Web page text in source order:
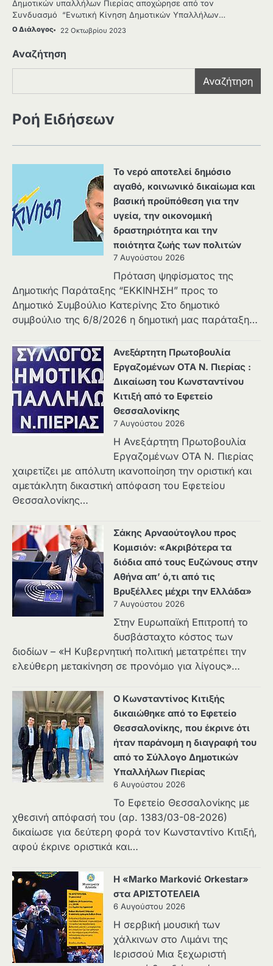
Δημοτικών υπαλλήλων Πιερίας αποχώρησε από τον
Συνδυασμό “Ενωτική Κίνηση Δημοτικών Υπαλλήλων…
Ο Διάλογος 22 Οκτωβρίου 2023
Αναζήτηση
Αναζήτηση
Ροή Ειδήσεων
Το νερό αποτελεί δημόσιο
αγαθό, κοινωνικό δικαίωμα και
βασική προϋπόθεση για την
υγεία, την οικονομική
δραστηριότητα και την
ποιότητα ζωής των πολιτών
7 Αυγούστου 2026
Πρόταση ψηφίσματος της
Δημοτικής Παράταξης “ΕΚΚΙΝΗΣΗ” προς το
Δημοτικό Συμβούλιο Κατερίνης Στο δημοτικό
συμβούλιο της 6/8/2026 η δημοτική μας παράταξη…
Ανεξάρτητη Πρωτοβουλία
Εργαζομένων ΟΤΑ Ν. Πιερίας :
Δικαίωση του Κωνσταντίνου
Κιτιξή από το Εφετείο
Θεσσαλονίκης
7 Αυγούστου 2026
Η Ανεξάρτητη Πρωτοβουλία
Εργαζομένων ΟΤΑ Ν. Πιερίας
χαιρετίζει με απόλυτη ικανοποίηση την οριστική και
αμετάκλητη δικαστική απόφαση του Εφετείου
Θεσσαλονίκης…
Σάκης Αρναούτογλου προς
Κομισιόν: «Ακριβότερα τα
διόδια από τους Ευζώνους στην
Αθήνα απ’ ό,τι από τις
Βρυξέλλες μέχρι την Ελλάδα»
7 Αυγούστου 2026
Στην Ευρωπαϊκή Επιτροπή το
δυσβάσταχτο κόστος των
διοδίων – «Η Κυβερνητική πολιτική μετατρέπει την
ελεύθερη μετακίνηση σε προνόμιο για λίγους»…
Ο Κωνσταντίνος Κιτιξής
δικαιώθηκε από το Εφετείο
Θεσσαλονίκης, που έκρινε ότι
ήταν παράνομη η διαγραφή του
από το Σύλλογο Δημοτικών
Υπαλλήλων Πιερίας
6 Αυγούστου 2026
Το Εφετείο Θεσσαλονίκης με
χθεσινή απόφασή του (αρ. 1383/03-08-2026)
δικαίωσε για δεύτερη φορά τον Κωνσταντίνο Κιτιξή,
αφού έκρινε οριστικά και…
Η «Marko Marković Orkestar»
στα ΑΡΙΣΤΟΤΕΛΕΙΑ
6 Αυγούστου 2026
Η σερβική μουσική των
χάλκινων στο Λιμάνι της
Ιερισσού Μια ξεχωριστή